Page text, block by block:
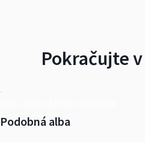
Pokračujte
Podobná alba